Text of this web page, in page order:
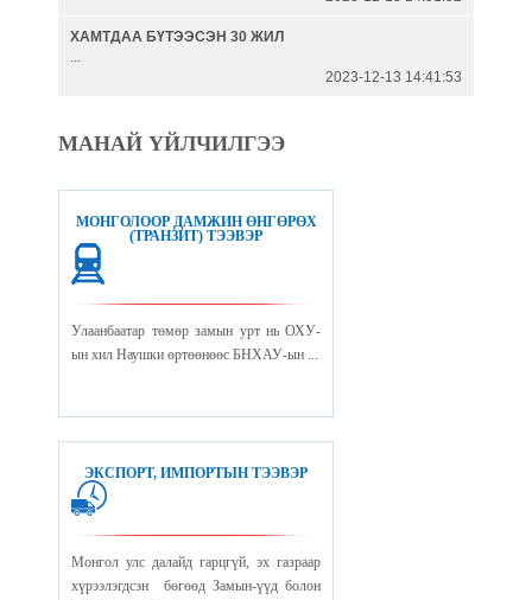
ХАМТДАА БҮТЭЭСЭН 30 ЖИЛ
...
2023-12-13 14:41:53
МАНАЙ ҮЙЛЧИЛГЭЭ
МОНГОЛООР ДАМЖИН ӨНГӨРӨХ
(ТРАНЗИТ) ТЭЭВЭР
Улаанбаатар төмөр замын урт нь ОХУ-
ын хил Наушки өртөөнөөс БНХАУ-ын ...
ЭКСПОРТ, ИМПОРТЫН ТЭЭВЭР
Монгол улс далайд гарцгүй, эх газраар
хүрээлэгдсэн бөгөөд Замын-үүд болон